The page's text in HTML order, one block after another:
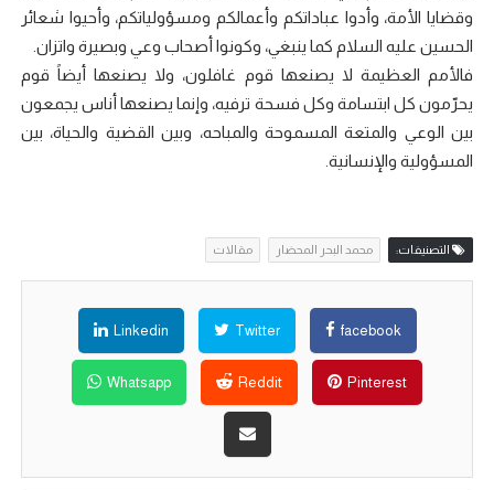
وقضايا الأمة، وأدوا عباداتكم وأعمالكم ومسؤولياتكم، وأحيوا شعائر
الحسين عليه السلام كما ينبغي، وكونوا أصحاب وعي وبصيرة واتزان.
فالأمم العظيمة لا يصنعها قوم غافلون، ولا يصنعها أيضاً قوم
يحرّمون كل ابتسامة وكل فسحة ترفيه، وإنما يصنعها أناس يجمعون
بين الوعي والمتعة المسموحة والمباحه، وبين القضية والحياة، بين
المسؤولية والإنسانية.
التصنيفات: محمد البحر المحضار مقالات
facebook
Twitter
Linkedin
Pinterest
Reddit
Whatsapp